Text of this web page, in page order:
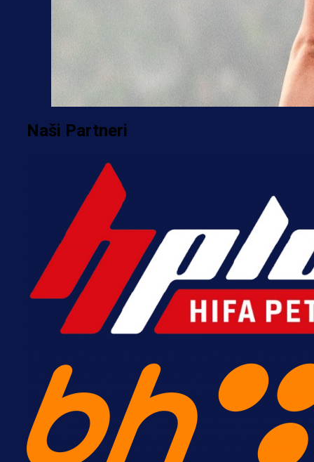
A Selekcija
Potencijalni reprezentativac BiH
Demirovića u Stuttgart!
4 h 11 min
Naši Partneri